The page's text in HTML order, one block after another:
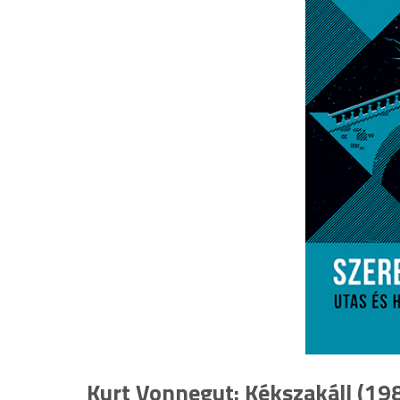
Kurt Vonnegut: Kékszakáll